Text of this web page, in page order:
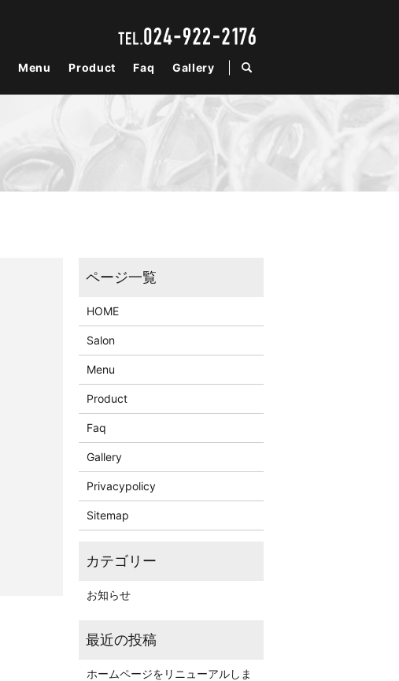
Menu Product Faq Gallery search
HOME
Salon
Menu
Product
Faq
Gallery
Privacypolicy
Sitemap
お知らせ
ホームページをリニューアルしま